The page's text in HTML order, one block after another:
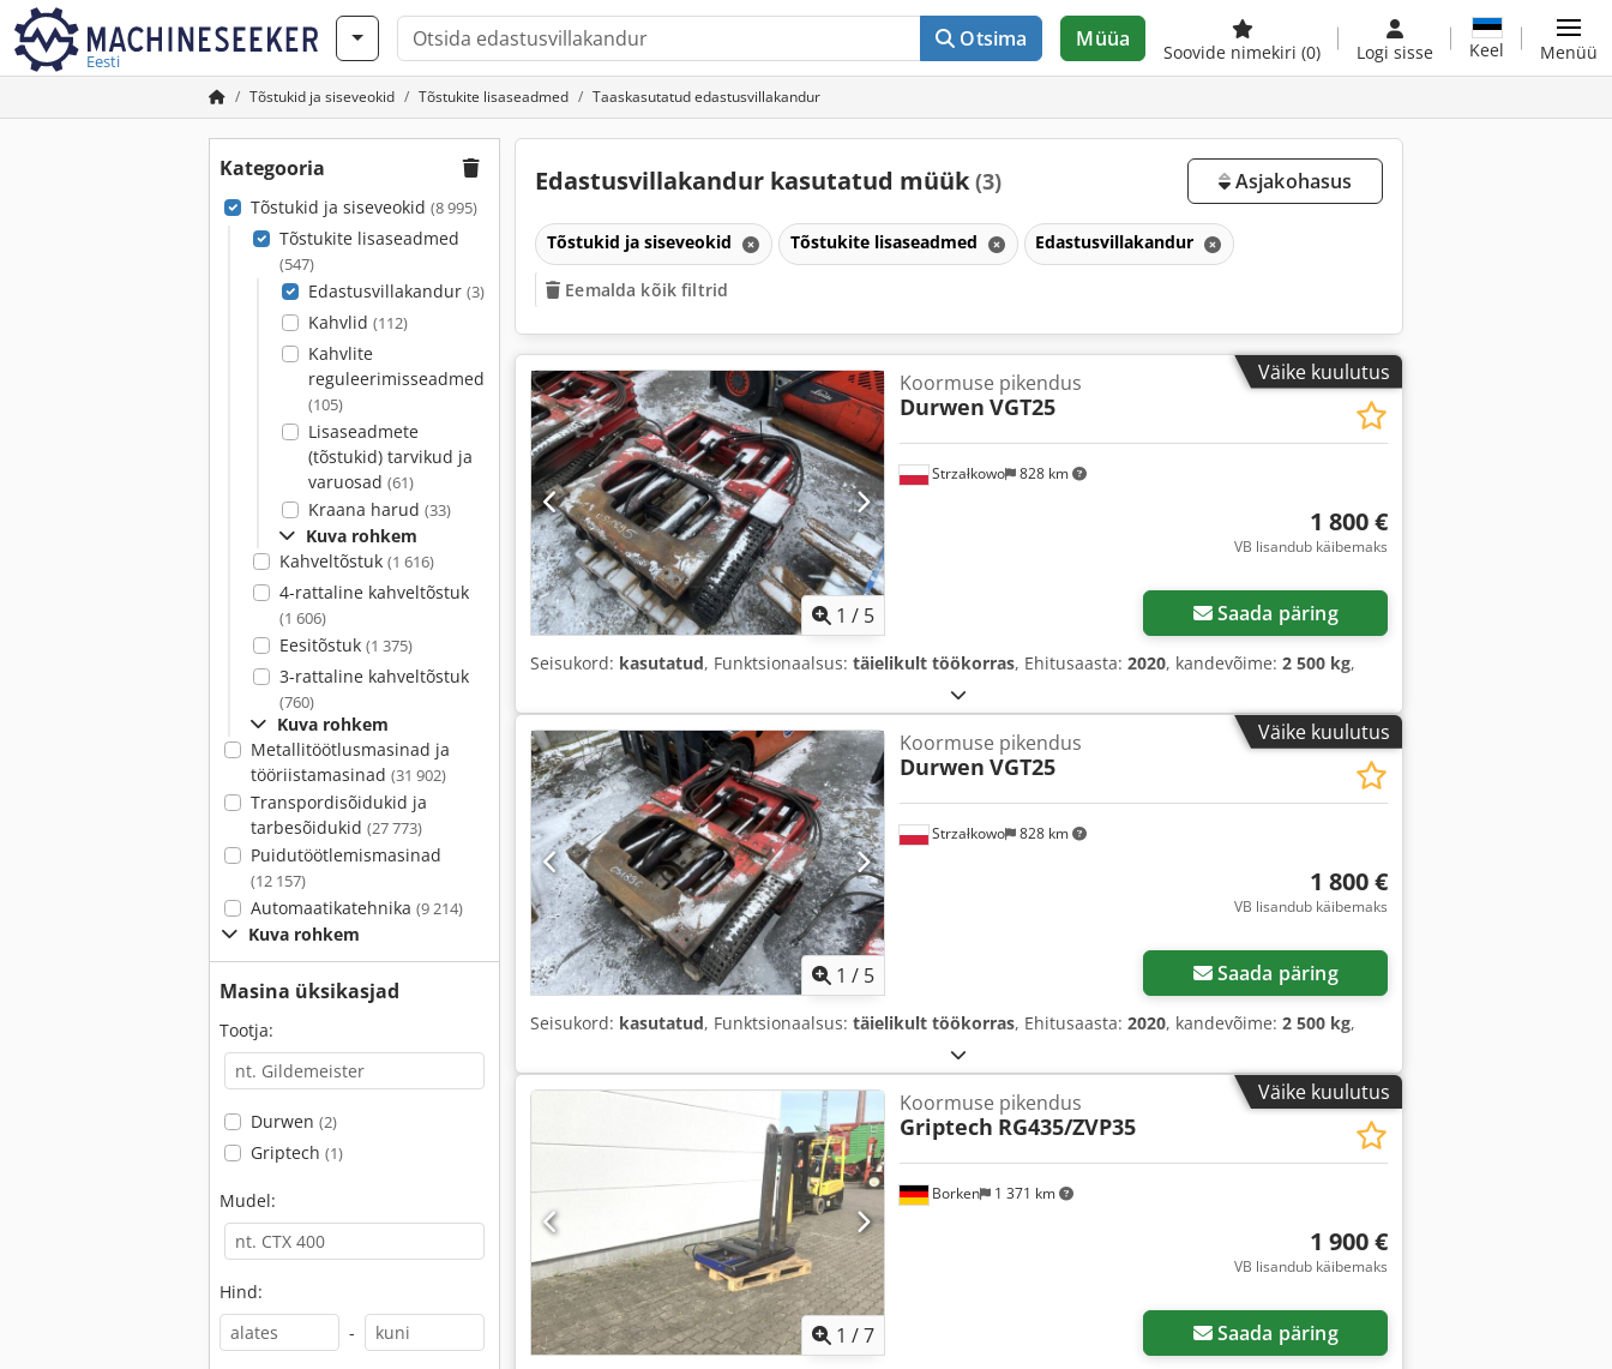
Eesti
Otsima Müüa
Soovide nimekiri (0) Logi sisse Keel Menüü
Tõstukid ja siseveokid Tõstukite lisaseadmed Taaskasutatud edastusvillakandur
Kategooria
Tõstukid ja siseveokid (8 995)
Tõstukite lisaseadmed
(547)
Edastusvillakandur (3)
Kahvlid (112)
Kahvlite
reguleerimisseadmed
(105)
Lisaseadmete
(tõstukid) tarvikud ja
varuosad (61)
Kraana harud (33)
Kuva rohkem
Kahveltõstuk (1 616)
4-rattaline kahveltõstuk
(1 606)
Eesitõstuk (1 375)
3-rattaline kahveltõstuk
(760)
Kuva rohkem
Metallitöötlusmasinad ja
tööriistamasinad (31 902)
Transpordisõidukid ja
tarbesõidukid (27 773)
Puidutöötlemismasinad
(12 157)
Automaatikatehnika (9 214)
Kuva rohkem
Masina üksikasjad
Tootja:
Durwen (2)
Griptech (1)
Mudel:
Hind:
-
Edastusvillakandur kasutatud müük (3) Asjakohasus
Tõstukid ja siseveokid Tõstukite lisaseadmed Edastusvillakandur
Eemalda kõik filtrid
Väike kuulutus
1 / 5
Strzałkowo 828 km
Koormuse pikendus
Durwen VGT25
1 800 €
VB lisandub käibemaks
Saada päring
Seisukord: kasutatud, Funktsionaalsus: täielikult töökorras, Ehitusaasta: 2020, kandevõime: 2 500 kg,
Väike kuulutus
1 / 5
Strzałkowo 828 km
Koormuse pikendus
Durwen VGT25
1 800 €
VB lisandub käibemaks
Saada päring
Seisukord: kasutatud, Funktsionaalsus: täielikult töökorras, Ehitusaasta: 2020, kandevõime: 2 500 kg,
Väike kuulutus
1 /7
Borken 1 371 km
Koormuse pikendus
Griptech RG435/ZVP35
1 900 €
VB lisandub käibemaks
Saada päring